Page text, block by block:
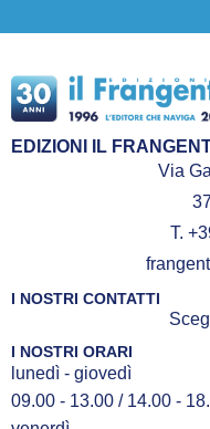
EDIZIONI IL
Via
T.
I NOSTRI CONTATTI
I NOSTRI ORARI
lunedì - giovedì
09.00 - 13.00 / 14.00 -